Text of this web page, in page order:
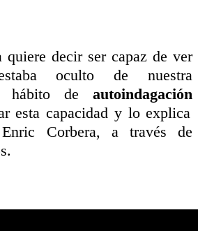
quiere decir ser capaz de ver
oculto de nuestra
hábito de autoindagación
esta capacidad y lo explica
Corbera, a través de